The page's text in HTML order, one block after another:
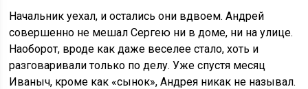
Начальник уехал, и остались они вдвоем. Андрей
совершенно не мешал Сергею ни в доме, ни на улице.
Наоборот, вроде как даже веселее стало, хоть и
разговаривали только по делу. Уже спустя месяц
Иваныч, кроме как «сынок», Андрея никак не называл.